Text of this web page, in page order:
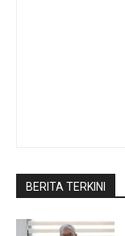
BERITA TERKINI